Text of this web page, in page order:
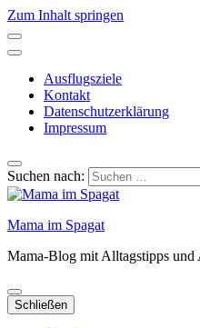
Zum Inhalt springen
Ausflugsziele
Kontakt
Datenschutzerklärung
Impressum
Suchen nach:
Mama im Spagat
Mama-Blog mit Alltagstipps und
Schließen